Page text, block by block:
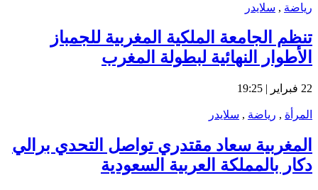
رياضة , سلايدر
تنظم الجامعة الملكية المغربية للجمباز
الأطوار النهائية لبطولة المغرب
22 فبراير | 19:25
المرأة , رياضة , سلايدر
المغربية سعاد مقتدري تواصل التحدي برالي
دكار بالمملكة العربية السعودية